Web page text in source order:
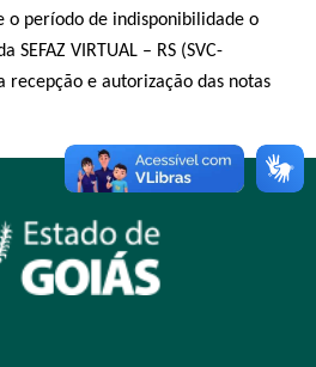
o período de indisponibilidade o
VIRTUAL – RS (SVC-
recepção e autorização das notas